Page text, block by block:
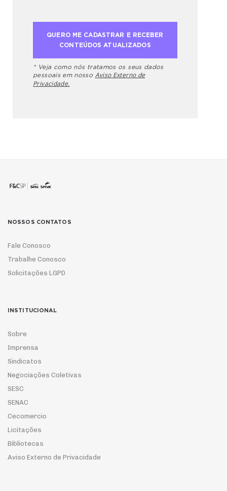
* Veja como nós tratamos os seus dados
pessoais em nosso Aviso Externo de
Privacidade.
NOSSOS CONTATOS
Fale Conosco
Trabalhe Conosco
Solicitações LGPD
INSTITUCIONAL
Sobre
Imprensa
Sindicatos
Negociações Coletivas
SESC
SENAC
Cecomercio
Licitações
Bibliotecas
Aviso Externo de Privacidade